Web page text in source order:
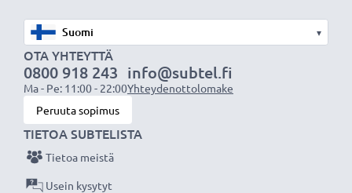
muistiin
✔Säännöllinen ja kattava testaus- jokainen
sisäänrakennettu kenno testataan
✔Sertifioitu turvallisuus- suojattu oikosululta,
ylikuumenemiselta ja ylijännitteeltä
Tekniset tiedot:
Tuotemerkki: CELLONIC
▾
OTA YHTEYTTÄ
0800 918 243
Ma - Pe: 11:00 - 22:00
info@subtel.fi
Yhteydenottolomake
Peruuta sopimus
TIETOA SUBTELISTA
Tietoa meistä
Usein kysytyt